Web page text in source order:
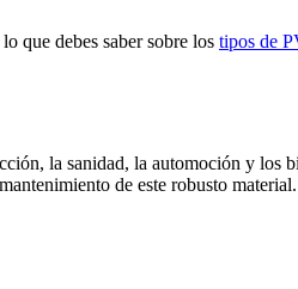
que debes saber sobre los tipos de
la sanidad, la automoción y los
de este robusto